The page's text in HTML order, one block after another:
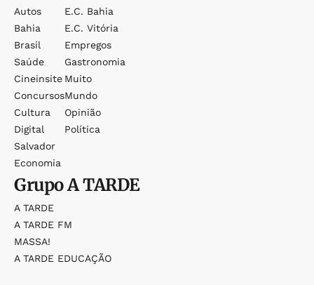
Autos
Bahia
Brasil
Saúde
Cineinsite
Concursos
Cultura
Digital
Salvador
Economia
E.c. Bahia
E.c. Vitória
Empregos
Gastronomia
Muito
Mundo
Opinião
Política
GrupoA TARDE
A TARDE
A TARDE FM
MASSA!
A TARDE EDUCAÇÃO